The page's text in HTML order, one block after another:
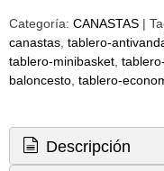
Categoría: CANASTAS |
canastas tablero-
tablero-minibasket
baloncesto tablero-
Descripción